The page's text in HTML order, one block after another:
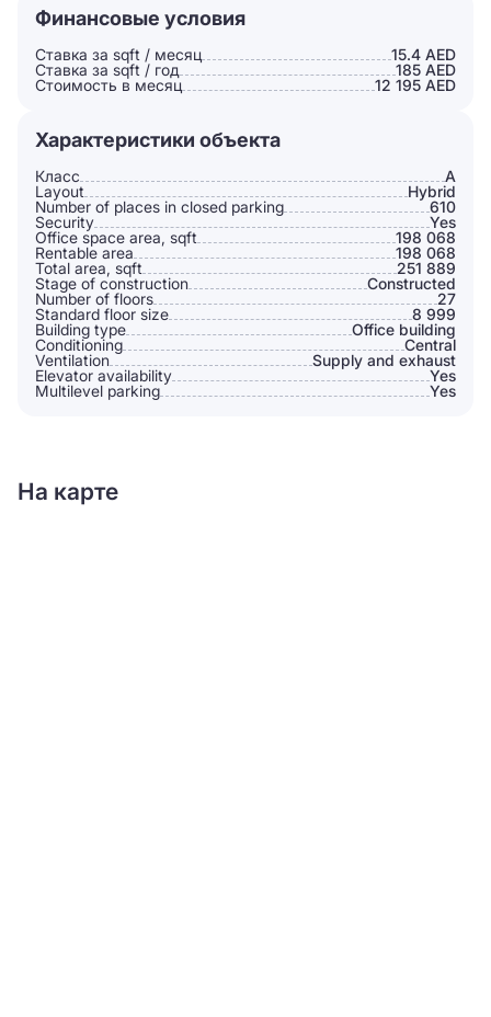
Финансовые условия
Ставка за sqft / месяц
15.4 AED
Ставка за sqft / год
185 AED
Стоимость в месяц
12 195 AED
Характеристики объекта
Класс
A
Layout
Hybrid
Number of places in closed parking
610
Security
Yes
Office space area, sqft
198 068
Rentable area
198 068
Total area, sqft
251 889
Stage of construction
Constructed
Number of floors
27
Standard floor size
8 999
Building type
Office building
Conditioning
Сentral
Ventilation
Supply and exhaust
Elevator availability
Yes
Multilevel parking
Yes
На карте